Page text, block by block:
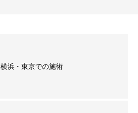
横浜・東京での施術